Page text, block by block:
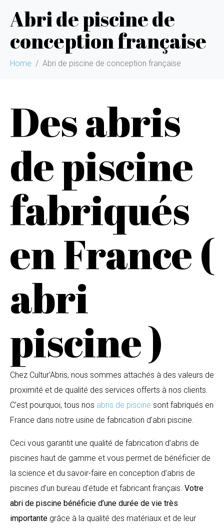
Abri de piscine de
conception française
Home Abri de piscine de conception française
Des abris
de piscine
fabriqués
en France (
abri
piscine )
Chez Cultur’Abris, nous sommes attachés à des valeurs de
proximité et de qualité des services offerts à nos clients.
C’est pourquoi, tous nos abris de piscine sont fabriqués en
France dans notre usine de fabrication d’abri piscine.
Ceci vous garantit une qualité de fabrication d’abris de
piscines haut de gamme et vous permet de bénéficier de
la science et du savoir-faire en conception d’abris de
piscines d’un bureau d’étude et fabricant français. Votre
abri de piscine bénéficie d’une durée de vie très
importante grâce à la qualité des matériaux et de leur